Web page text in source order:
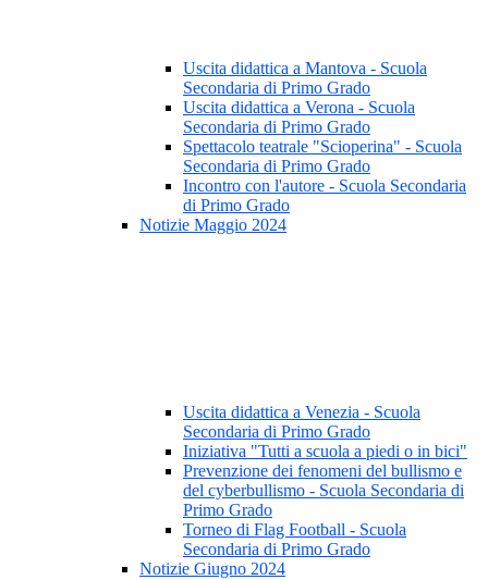
Uscita didattica a Mantova - Scuola
Secondaria di Primo Grado
Uscita didattica a Verona - Scuola
Secondaria di Primo Grado
Spettacolo teatrale "Scioperina" - Scuola
Secondaria di Primo Grado
Incontro con l'autore - Scuola Secondaria
di Primo Grado
Notizie Maggio 2024
Uscita didattica a Venezia - Scuola
Secondaria di Primo Grado
Iniziativa "Tutti a scuola a piedi o in bici"
Prevenzione dei fenomeni del bullismo e
del cyberbullismo - Scuola Secondaria di
Primo Grado
Torneo di Flag Football - Scuola
Secondaria di Primo Grado
Notizie Giugno 2024